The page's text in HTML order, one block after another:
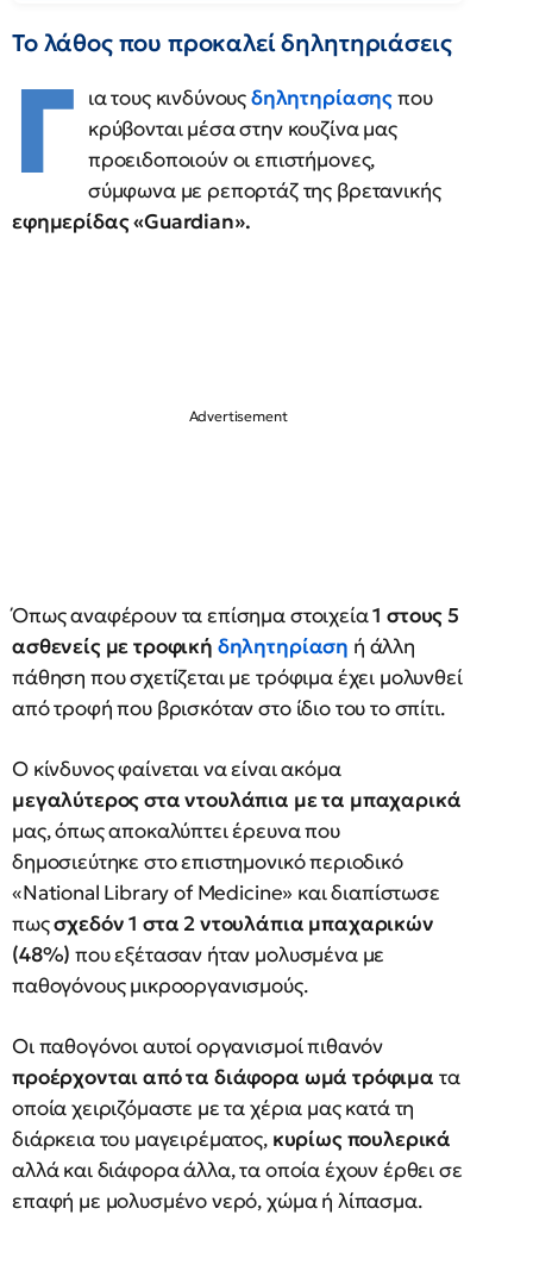
Το λάθος που προκαλεί δηλητηριάσεις
Γ ια τους κινδύνουςδηλητηρίασηςπου
κρύβονται μέσα στην κουζίνα μας
προειδοποιούν οι επιστήμονες,
σύμφωνα με ρεπορτάζ της βρετανικής
εφημερίδας «Guardian».
Όπως αναφέρουν τα επίσημα στοιχεία1 στους 5
ασθενείς με τροφική δηλητηρίαση ή άλλη
πάθηση που σχετίζεται με τρόφιμα έχει μολυνθεί
από τροφή που βρισκόταν στο ίδιο του το σπίτι.
Ο κίνδυνος φαίνεται να είναι ακόμα
μεγαλύτερος στα ντουλάπια με τα μπαχαρικά
μας, όπως αποκαλύπτει έρευνα που
δημοσιεύτηκε στο επιστημονικό περιοδικό
«National Library of Medicine» και διαπίστωσε
πωςσχεδόν 1 στα 2 ντουλάπια μπαχαρικών
(48%) που εξέτασαν ήταν μολυσμένα με
παθογόνους μικροοργανισμούς.
Οι παθογόνοι αυτοί οργανισμοί πιθανόν
προέρχονται από τα διάφορα ωμά τρόφιμα τα
οποία χειριζόμαστε με τα χέρια μας κατά τη
διάρκεια του μαγειρέματος, κυρίως πουλερικά
αλλά και διάφορα άλλα, τα οποία έχουν έρθει σε
επαφή με μολυσμένο νερό, χώμα ή λίπασμα.